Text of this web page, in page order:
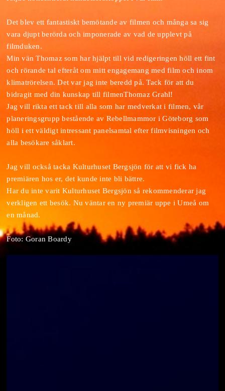
Det blev ett fantastiskt bemötande av filmen och många sa sig
vara djupt berörda och imponerade av vad de upplevt på
filmduken.
Min vän Thomaz som har hjälpt till vid redigeringen höll ett fint
och rörande tal efteråt om mitt engagemang med film och inom
klimatrörelsen. Det var jag inte beredd på. Tack för att du
bidragit med din kunskap till filmenThomaz Grahl!
Jag vill rikta ett tack till alla som har medverkat i filmen, vår
planeringsgrupp bestående av Rebellmammor i Göteborg som
höll i ett väldigt intressant panelsamtal efter filmvisningen och
alla besökare såklart.
Jag vill också tacka Kulturhuset Bergsjön för att vi fick ha
premiären hos er, det kunde inte bli bättre.
Har du inte varit Kulturhuset Bergsjön så rekommenderar jag
verkligen ett besök. Nu väntar en ny premiär uppe i Umeå om
en månad.
Foto: Goran Boardy